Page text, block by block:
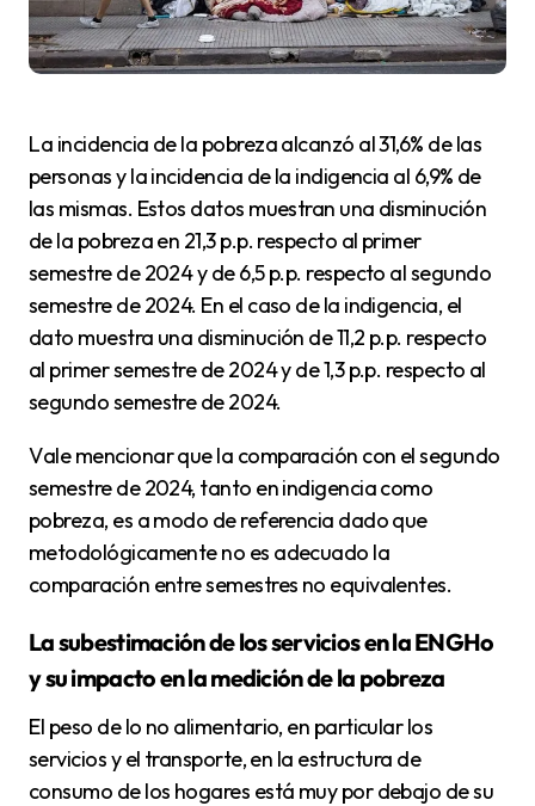
La incidencia de la pobreza alcanzó al 31,6% de las
personas y la incidencia de la indigencia al 6,9% de
las mismas. Estos datos muestran una disminución
de la pobreza en 21,3 p.p. respecto al primer
semestre de 2024 y de 6,5 p.p. respecto al segundo
semestre de 2024. En el caso de la indigencia, el
dato muestra una disminución de 11,2 p.p. respecto
al primer semestre de 2024 y de 1,3 p.p. respecto al
segundo semestre de 2024.
Vale mencionar que la comparación con el segundo
semestre de 2024, tanto en indigencia como
pobreza, es a modo de referencia dado que
metodológicamente no es adecuado la
comparación entre semestres no equivalentes.
La subestimación de los servicios en la ENGHo
y su impacto en la medición de la pobreza
El peso de lo no alimentario, en particular los
servicios y el transporte, en la estructura de
consumo de los hogares está muy por debajo de su